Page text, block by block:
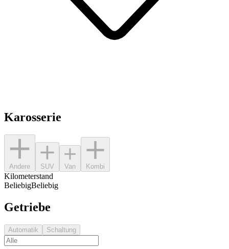
Karosserie
Andere SUV Van Kombi
Kilometerstand
BeliebigBeliebig
Getriebe
Automatik Schaltung